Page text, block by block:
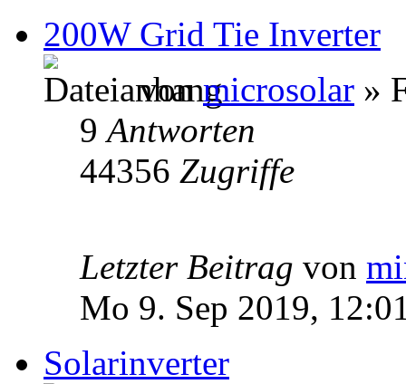
200W Grid Tie Inverter
vonmicrosolar »
9Antworten
44356 Zugriffe
Letzter Beitrag von
Mo 9. Sep 2019,
Solarinverter